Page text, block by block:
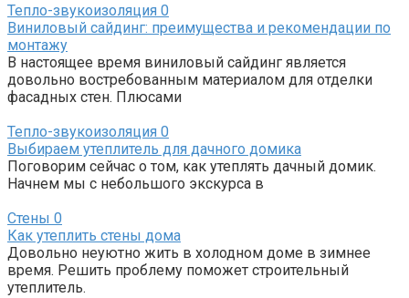
Тепло-звукоизоляция 0
Виниловый сайдинг: преимущества и рекомендации по
монтажу
В настоящее время виниловый сайдинг является
довольно востребованным материалом для отделки
фасадных стен. Плюсами
Тепло-звукоизоляция 0
Выбираем утеплитель для дачного домика
Поговорим сейчас о том, как утеплять дачный домик.
Начнем мы с небольшого экскурса в
Стены 0
Как утеплить стены дома
Довольно неуютно жить в холодном доме в зимнее
время. Решить проблему поможет строительный
утеплитель.